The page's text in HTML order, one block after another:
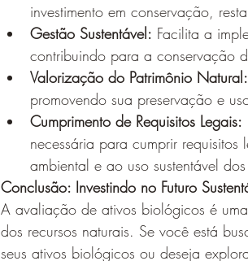
investimento em conservação,
Gestão Sustentável: Facilita a
contribuindo para a conservação
Valorização do Patrimônio Natural:
promovendo sua preservação e
Cumprimento de Requisitos Legais:
necessária para cumprir
ambiental e ao uso sustentável
Conclusão: Investindo no Futuro
A avaliação de ativos biológicos é
dos recursos naturais. Se você está
seus ativos biológicos ou deseja